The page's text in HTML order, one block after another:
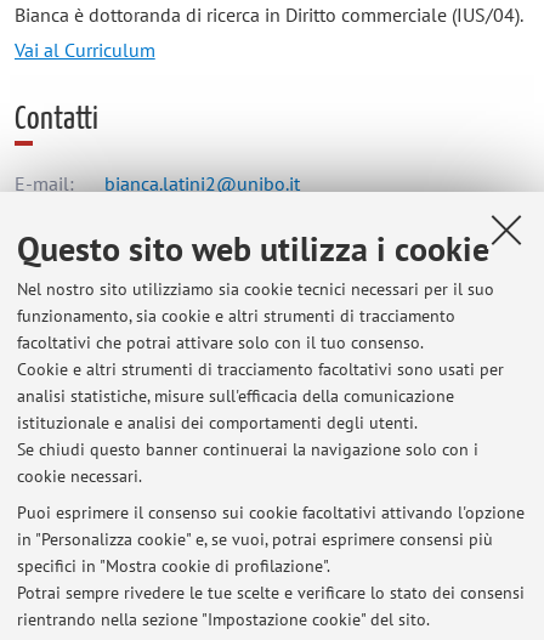
Questo sito web utilizza i cookie
Nel nostro sito utilizziamo sia cookie tecnici necessari per il suo
funzionamento, sia cookie e altri strumenti di tracciamento
facoltativi che potrai attivare solo con il tuo consenso.
Cookie e altri strumenti di tracciamento facoltativi sono usati per
analisi statistiche, misure sull'efficacia della comunicazione
istituzionale e analisi dei comportamenti degli utenti.
Se chiudi questo banner continuerai la navigazione solo con i
cookie necessari.
Puoi esprimere il consenso sui cookie facoltativi attivando l'opzione
in "Personalizza cookie" e, se vuoi, potrai esprimere consensi più
specifici in "Mostra cookie di profilazione".
Potrai sempre rivedere le tue scelte e verificare lo stato dei consensi
rientrando nella sezione "Impostazione cookie" del sito.
Bianca è dottoranda di ricerca in Diritto commerciale (IUS/04).
Vai al Curriculum
Contatti
E-mail: bianca.latini2@unibo.it
Dipartimento di Scienze Giuridiche
Via Zamboni 27/29, Bologna -
Vai alla mappa
Orario di ricevimento
Da concordare previo contatto via e-mail.
Ultimi avvisi
Al momento non sono presenti avvisi.